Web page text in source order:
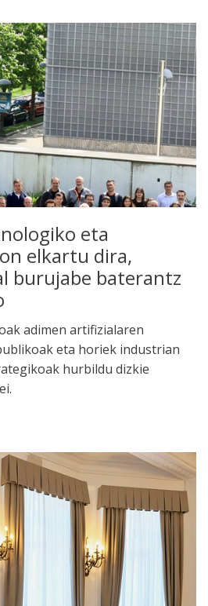
eta
elkartu dira,
burujabe baterantz
adimen artifizialaren
eta horiek industrian
hurbildu dizkie